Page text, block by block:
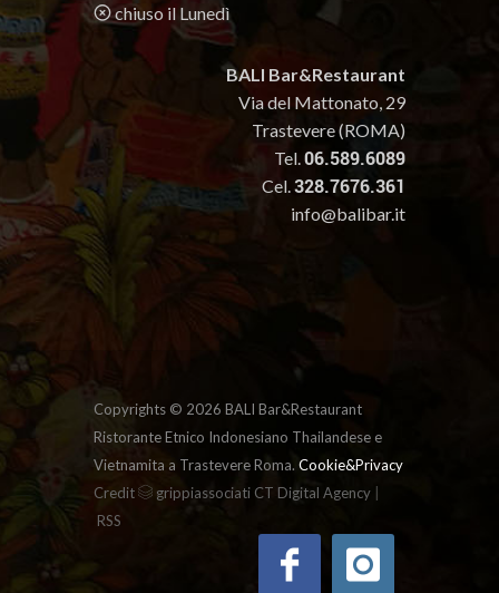
chiuso il Lunedì
BALI Bar&Restaurant
Via del Mattonato, 29
Trastevere (ROMA)
Tel.06.589.6089
Cel.328.7676.361
info@balibar.it
Copyrights © 2026 BALI Bar&Restaurant
Ristorante Etnico Indonesiano Thailandese e
Vietnamita a Trastevere Roma. Cookie&Privacy
Credit
grippiassociati CT Digital Agency |
RSS